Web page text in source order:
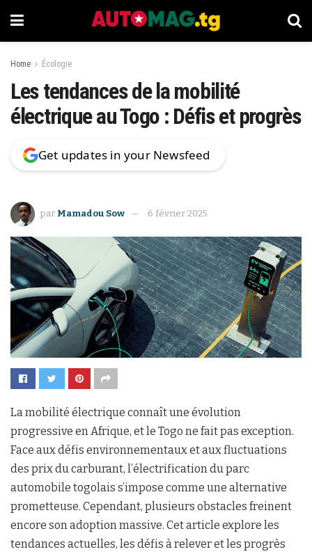
Home Écologie
Les tendances de la mobilité
électrique au Togo : Défis et progrès
Get updates in your Newsfeed
par Mamadou Sow 6 février 2025
La mobilité électrique connaît une évolution
progressive en Afrique, et le Togo ne fait pas exception.
Face aux défis environnementaux et aux fluctuations
des prix du carburant, l’électrification du parc
automobile togolais s’impose comme une alternative
prometteuse. Cependant, plusieurs obstacles freinent
encore son adoption massive. Cet article explore les
tendances actuelles, les défis à relever et les progrès